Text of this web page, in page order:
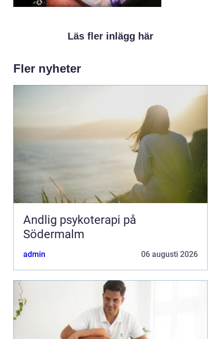
Läs fler inlägg här
Fler nyheter
Andlig psykoterapi på
Södermalm
admin 06 augusti 2026